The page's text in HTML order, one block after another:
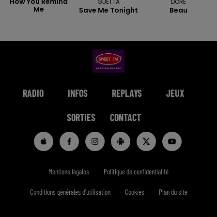
Me
Save Me Tonight Beau
RADIO INFOS REPLAYS JEUX
SORTIES CONTACT
Mentions légales Politique de confidentialité
Conditions générales d'utilisation Cookies Plan du site